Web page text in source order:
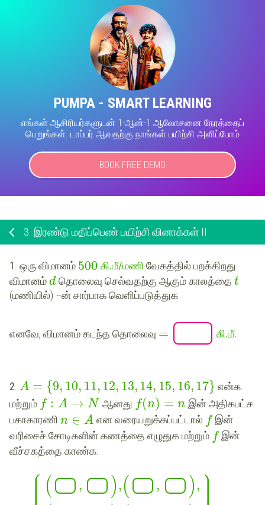
PUMPA - SMART LEARNING
எங்கள் ஆசிரியர்களுடன் 1-ஆன்-1 ஆலோசனை நேரத்தைப்
பெறுங்கள். டாப்பர் ஆவதற்கு நாங்கள் பயிற்சி அளிப்போம்
BOOK FREE DEMO
3. இரண்டு மதிப்பெண் பயிற்சி வினாக்கள் II
1. ஒரு விமானம் 500 கி.மீ/மணி வேகத்தில் பறக்கிறது.
விமானம்dதொலைவு செல்வதற்கு ஆகும் காலத்தை t
(மணியில்) –ன் சார்பாக வெளிப்படுத்துக.
எனவே, விமானம் கடந்த தொலைவு = கி.மீ.
2 A = {9, 10, 11,12, 13,14, 15, 16,17} என்க.
மற்றும் f : A → N ஆனது f(n) = n இன் அதிகபட்ச
பகாகாரணி n ∈ A என வரையறுக்கப்பட்டால் fஇன்
வரிசைச் சோடிகளின் கணத்தை எழுதுக மற்றும் f இன்
வீச்சகத்தை காண்க.
⎧
⎪
⎪
⎪
⎪ ( , ),( , ), ⎫
⎪
⎪⎪
⎪